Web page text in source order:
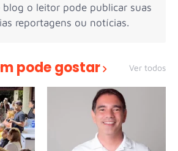
blog o leitor pode publicar suas
reportagens ou notícias.
pode gostar Ver todos